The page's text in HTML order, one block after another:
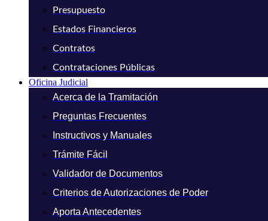
Presupuesto
Estados Financieros
Contratos
Contrataciones Públicas
Oficina Judicial
Acerca de la Tramitación
Preguntas Frecuentes
Instructivos y Manuales
Trámite Fácil
Validador de Documentos
Criterios de Autorizaciones de Poder
Aporta Antecedentes